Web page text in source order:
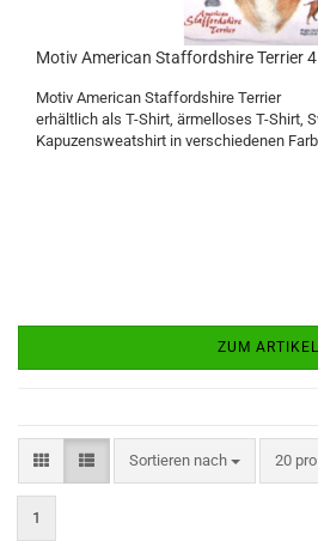
Motiv American Staffordshire Terrier 4
Motiv American Staffordshire Terrier
erhältlich als T-Shirt, ärmelloses T-Shirt,
Kapuzensweatshirt in verschiedenen
ZUM ARTIKEL
Sortieren nach
Sortieren nach 20
pro
1